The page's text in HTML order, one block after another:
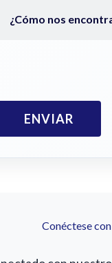
Conéctese